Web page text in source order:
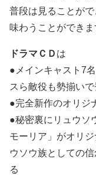
普段は見ることが
味わうことができま
ドラマＣＤ は
●メインキャスト7
スら敵役も勢揃い
●完全新作のオリジ
●秘密裏にリュウソ
モーリア」がオリ
ウソウ族としての
る